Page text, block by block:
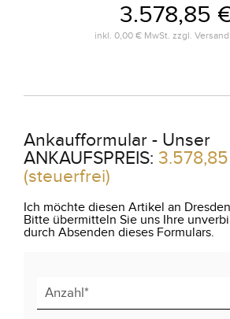
3.578,85
inkl. 0,00 € MwSt. zzgl.
Ankaufformular - Unser
ANKAUFSPREIS:
(steuerfrei)
Ich möchte diesen Artikel an
Bitte übermitteln Sie uns Ihre
durch Absenden dieses Formulars.